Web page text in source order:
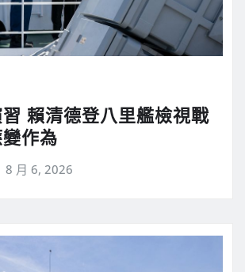
賴清德登八里艦檢視戰
作為
8 月 6, 2026